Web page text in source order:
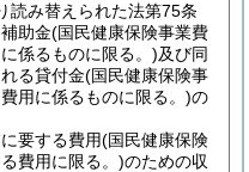
読み替えられた法第75条
助金(国民健康保険事業費
係るものに限る。)及び同
る貸付金(国民健康保険事
用に係るものに限る。)の
要する費用(国民健康保険
費用に限る。)のための収